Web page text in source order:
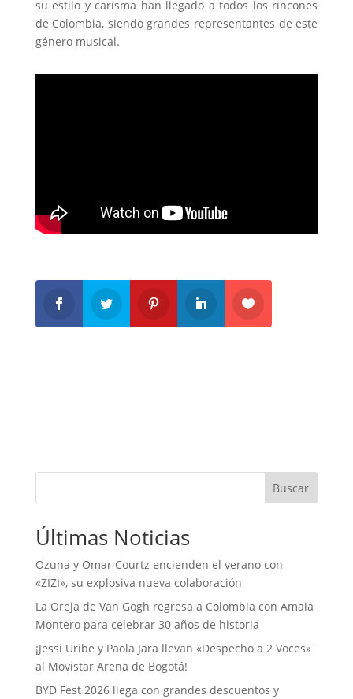
su estilo y carisma han llegado a todos los rincones
de Colombia, siendo grandes representantes de este
género musical.
Buscar
Últimas Noticias
Ozuna y Omar Courtz encienden el verano con
«ZIZI», su explosiva nueva colaboración
La Oreja de Van Gogh regresa a Colombia con Amaia
Montero para celebrar 30 años de historia
¡Jessi Uribe y Paola Jara llevan «Despecho a 2 Voces»
al Movistar Arena de Bogotá!
BYD Fest 2026 llega con grandes descuentos y